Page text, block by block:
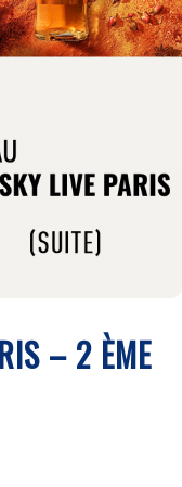
– 2 ÈME